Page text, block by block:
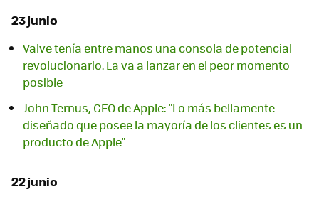
23 junio
Valve tenía entre manos una consola de potencial
revolucionario. La va a lanzar en el peor momento
posible
John Ternus, CEO de Apple: "Lo más bellamente
diseñado que posee la mayoría de los clientes es un
producto de Apple"
22 junio